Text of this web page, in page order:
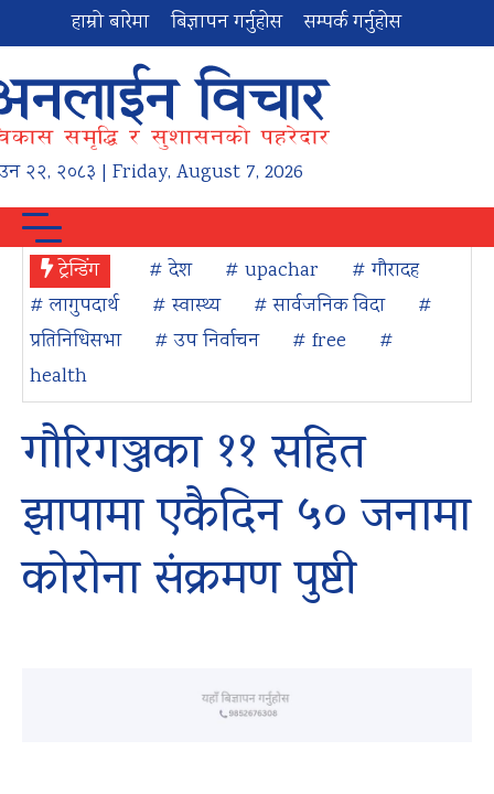
हाम्रो बारेमा बिज्ञापन गर्नुहोस सम्पर्क गर्नुहोस
२२, २०८३ | Friday, August 7, 2026
ट्रेन्डिंग # देश # upachar
# गौरादह
# लागुपदार्थ
# स्वास्थ्य # सार्वजनिक विदा
#
प्रतिनिधिसभा
# उप निर्वाचन # free
#
health
गौरिगञ्जका ११ सहित
झापामा एकैदिन ५० जनामा
कोरोना संक्रमण पुष्टी